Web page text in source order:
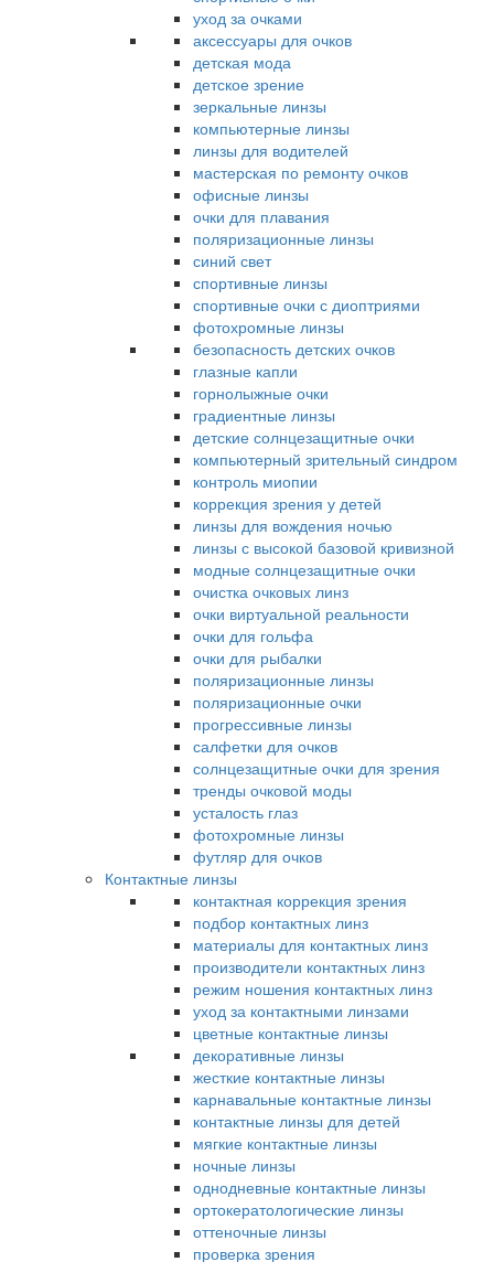
уход за очками
аксессуары для очков
детская мода
детское зрение
зеркальные линзы
компьютерные линзы
линзы для водителей
мастерская по ремонту очков
офисные линзы
очки для плавания
поляризационные линзы
синий свет
спортивные линзы
спортивные очки с диоптриями
фотохромные линзы
безопасность детских очков
глазные капли
горнолыжные очки
градиентные линзы
детские солнцезащитные очки
компьютерный зрительный синдром
контроль миопии
коррекция зрения у детей
линзы для вождения ночью
линзы с высокой базовой кривизной
модные солнцезащитные очки
очистка очковых линз
очки виртуальной реальности
очки для гольфа
очки для рыбалки
поляризационные линзы
поляризационные очки
прогрессивные линзы
салфетки для очков
солнцезащитные очки для зрения
тренды очковой моды
усталость глаз
фотохромные линзы
футляр для очков
Контактные линзы
контактная коррекция зрения
подбор контактных линз
материалы для контактных линз
производители контактных линз
режим ношения контактных линз
уход за контактными линзами
цветные контактные линзы
декоративные линзы
жесткие контактные линзы
карнавальные контактные линзы
контактные линзы для детей
мягкие контактные линзы
ночные линзы
однодневные контактные линзы
ортокератологические линзы
оттеночные линзы
проверка зрения